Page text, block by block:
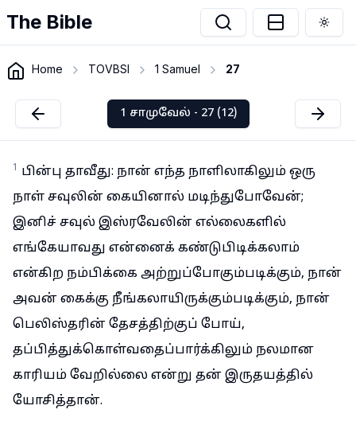
The Bible
Home TOVBSI 1 Samuel 27
1 சாமுவேல் - 27 (12)
1 பின்பு தாவீது: நான் எந்த நாளிலாகிலும் ஒரு
நாள் சவுலின் கையினால் மடிந்துபோவேன்;
இனிச் சவுல் இஸ்ரவேலின் எல்லைகளில்
எங்கேயாவது என்னைக் கண்டுபிடிக்கலாம்
என்கிற நம்பிக்கை அற்றுப்போகும்படிக்கும், நான்
அவன் கைக்கு நீங்கலாயிருக்கும்படிக்கும், நான்
பெலிஸ்தரின் தேசத்திற்குப் போய்,
தப்பித்துக்கொள்வதைப்பார்க்கிலும் நலமான
காரியம் வேறில்லை என்று தன் இருதயத்தில்
யோசித்தான்.